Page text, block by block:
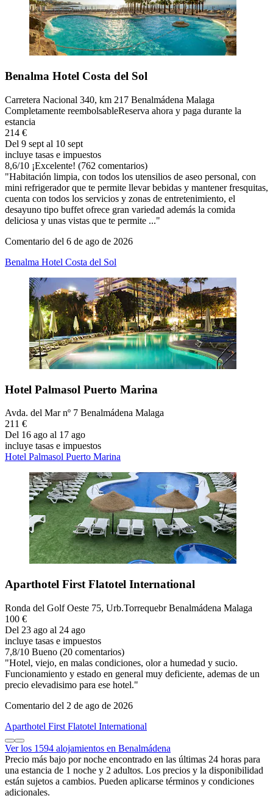
Benalma Hotel Costa del Sol
Carretera Nacional 340, km 217 Benalmádena Malaga
Completamente reembolsableReserva ahora y paga durante la
estancia
214 €
Del 9 sept al 10 sept
incluye tasas e impuestos
8,6/10 ¡Excelente! (762 comentarios)
"Habitación limpia, con todos los utensilios de aseo personal, con
mini refrigerador que te permite llevar bebidas y mantener fresquitas,
cuenta con todos los servicios y zonas de entretenimiento, el
desayuno tipo buffet ofrece gran variedad además la comida
deliciosa y unas vistas que te permite ..."
Comentario del 6 de ago de 2026
Benalma Hotel Costa del Sol
Hotel Palmasol Puerto Marina
Avda. del Mar nº 7 Benalmádena Malaga
211 €
Del 16 ago al 17 ago
incluye tasas e impuestos
Hotel Palmasol Puerto Marina
Aparthotel First Flatotel International
Ronda del Golf Oeste 75, Urb.Torrequebr Benalmádena Malaga
100 €
Del 23 ago al 24 ago
incluye tasas e impuestos
7,8/10 Bueno (20 comentarios)
"Hotel, viejo, en malas condiciones, olor a humedad y sucio.
Funcionamiento y estado en general muy deficiente, ademas de un
precio elevadisimo para ese hotel."
Comentario del 2 de ago de 2026
Aparthotel First Flatotel International
Ver los 1594 alojamientos en Benalmádena
Precio más bajo por noche encontrado en las últimas 24 horas para
una estancia de 1 noche y 2 adultos. Los precios y la disponibilidad
están sujetos a cambios. Pueden aplicarse términos y condiciones
adicionales.